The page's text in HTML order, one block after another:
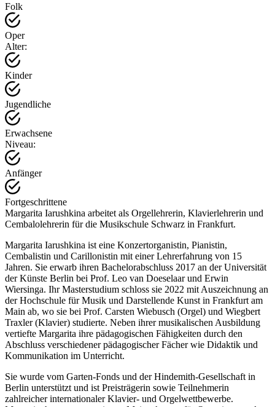
Folk
Oper
Alter:
Kinder
Jugendliche
Erwachsene
Niveau:
Anfänger
Fortgeschrittene
Margarita Iarushkina arbeitet als Orgellehrerin, Klavierlehrerin und
Cembalolehrerin für die Musikschule Schwarz in Frankfurt.
Margarita Iarushkina ist eine Konzertorganistin, Pianistin,
Cembalistin und Carillonistin mit einer Lehrerfahrung von 15
Jahren. Sie erwarb ihren Bachelorabschluss 2017 an der Universität
der Künste Berlin bei Prof. Leo van Doeselaar und Erwin
Wiersinga. Ihr Masterstudium schloss sie 2022 mit Auszeichnung an
der Hochschule für Musik und Darstellende Kunst in Frankfurt am
Main ab, wo sie bei Prof. Carsten Wiebusch (Orgel) und Wiegbert
Traxler (Klavier) studierte. Neben ihrer musikalischen Ausbildung
vertiefte Margarita ihre pädagogischen Fähigkeiten durch den
Abschluss verschiedener pädagogischer Fächer wie Didaktik und
Kommunikation im Unterricht.
Sie wurde vom Garten-Fonds und der Hindemith-Gesellschaft in
Berlin unterstützt und ist Preisträgerin sowie Teilnehmerin
zahlreicher internationaler Klavier- und Orgelwettbewerbe.